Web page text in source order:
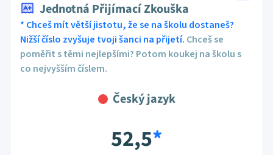
Jednotná Přijímací Zkouška
* Chceš mít větší jistotu, že se na školu dostaneš?
Nižší číslo zvyšuje tvoji šanci na přijetí. Chceš se
poměřit s těmi nejlepšími? Potom koukej na školu s
co nejvyšším číslem.
Český jazyk
52,5*